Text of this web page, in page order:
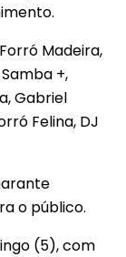
Madeira,
+,
Gabriel
Felina, DJ
o público.
(5), com